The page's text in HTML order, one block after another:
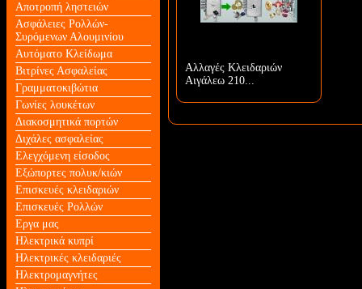
Αποτροπή ληστειών
Ασφάλειες Ρολλών-
Συρόμενων Αλουμινίου
Αυτόματο Κλείδωμα
Βιτρίνες Ασφαλείας
Γραμματοκιβώτια
Γωνίες λουκέτων
Διακοσμητικά πορτών
Διχάλες ασφαλείας
Ελεγχόμενη είσοδος
Εξώπορτες πολυκ/κιών
Επισκευές κλειδαριών
Επισκευές Ρολλών
Εργα μας
Ηλεκτρικά κυπρί
Ηλεκτρικές κλειδαριές
Ηλεκτρομαγνήτες
Αλλαγές Κλειδαριών
Αιγάλεω 210...